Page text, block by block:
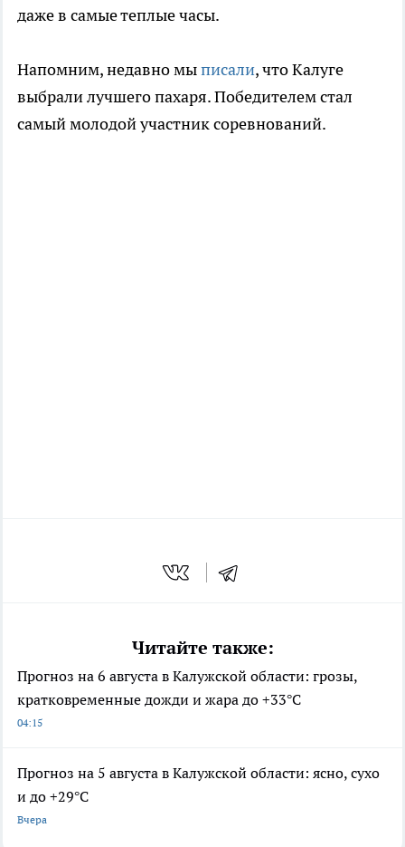
даже в самые теплые часы.
Напомним, недавно мыписали, что Калуге
выбрали лучшего пахаря. Победителем стал
самый молодой участник соревнований.
Читайте также:
Прогноз на 6 августа в Калужской области: грозы,
кратковременные дожди и жара до +33°С
04:15
Прогноз на 5 августа в Калужской области: ясно, сухо
и до +29°С
Вчера